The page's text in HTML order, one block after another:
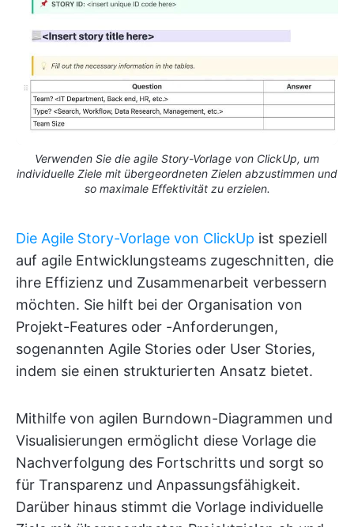
Verwenden Sie die agile Story-Vorlage von ClickUp, um
individuelle Ziele mit übergeordneten Zielen abzustimmen und
so maximale Effektivität zu erzielen.
Die Agile Story-Vorlage von ClickUp ist speziell
auf agile Entwicklungsteams zugeschnitten, die
ihre Effizienz und Zusammenarbeit verbessern
möchten. Sie hilft bei der Organisation von
Projekt-Features oder -Anforderungen,
sogenannten Agile Stories oder User Stories,
indem sie einen strukturierten Ansatz bietet.
Mithilfe von agilen Burndown-Diagrammen und
Visualisierungen ermöglicht diese Vorlage die
Nachverfolgung des Fortschritts und sorgt so
für Transparenz und Anpassungsfähigkeit.
Darüber hinaus stimmt die Vorlage individuelle